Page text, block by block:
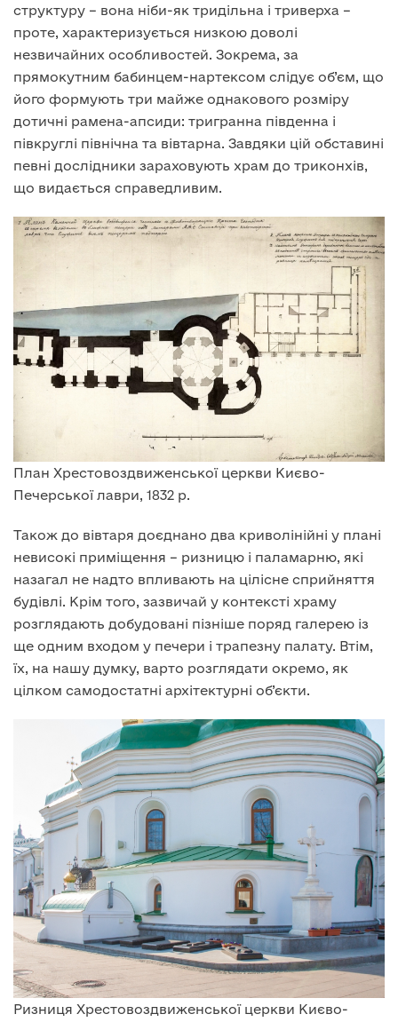
структуру – вона ніби-як тридільна і триверха –
проте, характеризується низкою доволі
незвичайних особливостей. Зокрема, за
прямокутним бабинцем-нартексом слідує об’єм, що
його формують три майже однакового розміру
дотичні рамена-апсиди: тригранна південна і
півкруглі північна та вівтарна. Завдяки цій обставині
певні дослідники зараховують храм до триконхів,
що видається справедливим.
План Хрестовоздвиженської церкви Києво-
Печерської лаври, 1832 р.
Також до вівтаря доєднано два криволінійні у плані
невисокі приміщення – ризницю і паламарню, які
назагал не надто впливають на цілісне сприйняття
будівлі. Крім того, зазвичай у контексті храму
розглядають добудовані пізніше поряд галерею із
ще одним входом у печери і трапезну палату. Втім,
їх, на нашу думку, варто розглядати окремо, як
цілком самодостатні архітектурні об’єкти.
Ризниця Хрестовоздвиженської церкви Києво-